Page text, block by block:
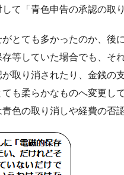
て「青色申告の承認の取
とても多かったのか、後
等していた場合でも、そ
取り消されたり、金銭の
も柔らかなものへ変更し
色の取り消しや経費の否